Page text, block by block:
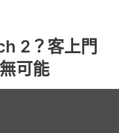
2？客上門
可能